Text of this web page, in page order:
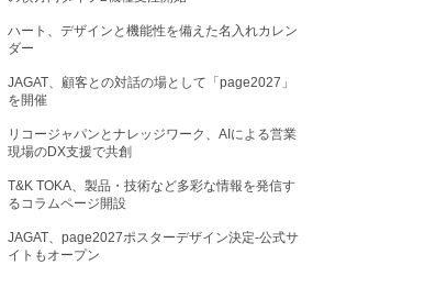
ハート、デザインと機能性を備えた名入れカレン
ダー
JAGAT、顧客との対話の場として「page2027」
を開催
リコージャパンとナレッジワーク、AIによる営業
現場のDX支援で共創
T&K TOKA、製品・技術など多彩な情報を発信す
るコラムページ開設
JAGAT、page2027ポスターデザイン決定-公式サ
イトもオープン